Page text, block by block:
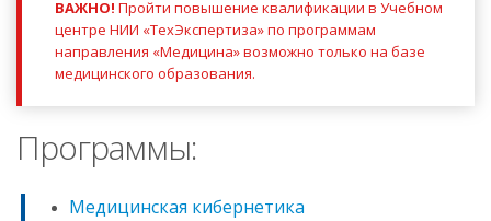
ВАЖНО! Пройти повышение квалификации в Учебном
центре НИИ «ТехЭкспертиза» по программам
направления «Медицина» возможно только на базе
медицинского образования.
Программы:
Медицинская кибернетика